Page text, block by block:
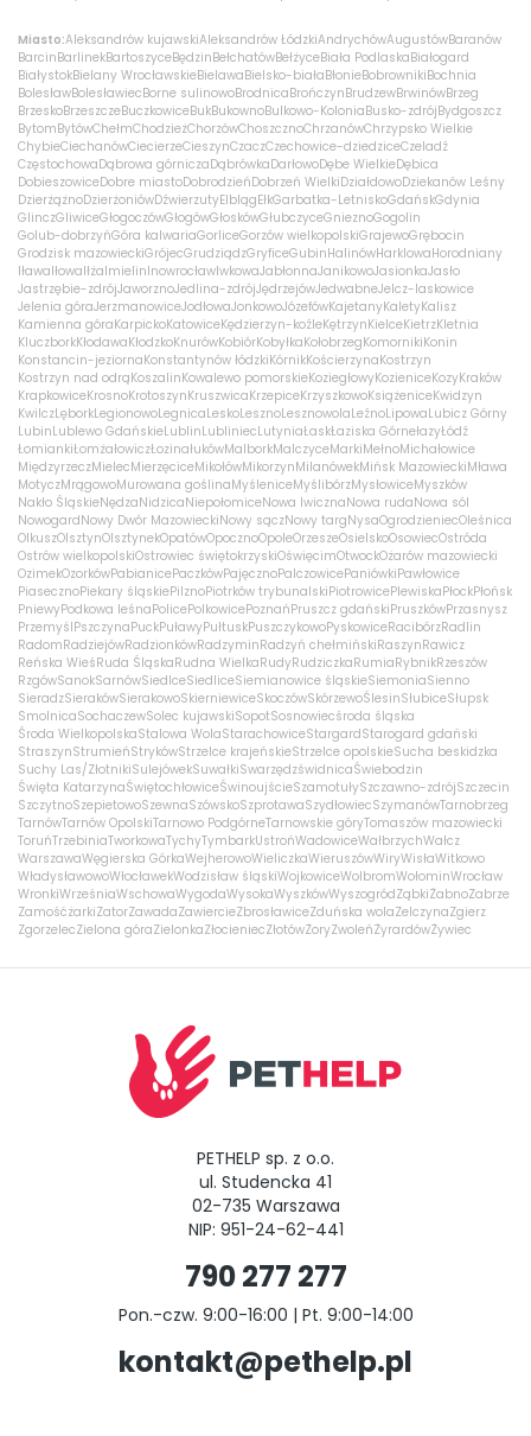
Miasto:Aleksandrów kujawskiAleksandrów ŁódzkiAndrychówAugustówBaranów
BarcinBarlinekBartoszyceBędzinBełchatówBełżyceBiała PodlaskaBiałogard
BiałystokBielany WrocławskieBielawaBielsko-białaBłonieBobrownikiBochnia
BolesławBolesławiecBorne sulinowoBrodnicaBrończynBrudzewBrwinówBrzeg
BrzeskoBrzeszczeBuczkowiceBukBukownoBulkowo-KoloniaBusko-zdrójBydgoszcz
BytomBytówChełmChodzieżChorzówChoszcznoChrzanówChrzypsko Wielkie
ChybieCiechanówCiecierzeCieszynCzaczCzechowice-dziedziceCzeladź
CzęstochowaDąbrowa górniczaDąbrówkaDarłowoDębe WielkieDębica
DobieszowiceDobre miastoDobrodzieńDobrzeń WielkiDziałdowoDziekanów Leśny
DzierżążnoDzierżoniówDźwierzutyElblągEłkGarbatka-LetniskoGdańskGdynia
GlinczGliwiceGłogoczówGłogówGłoskówGłubczyceGnieznoGogolin
Golub-dobrzyńGóra kalwariaGorliceGorzów wielkopolskiGrajewoGrębocin
Grodzisk mazowieckiGrójecGrudziądzGryficeGubinHalinówHarklowaHorodniany
IławaIłowaIłżaImielinInowrocławIwkowaJabłonnaJanikowoJasionkaJasło
Jastrzębie-zdrójJaworznoJedlina-zdrójJędrzejówJedwabneJelcz-laskowice
Jelenia góraJerzmanowiceJodłowaJonkowoJózefówKajetanyKaletyKalisz
Kamienna góraKarpickoKatowiceKędzierzyn-koźleKętrzynKielceKietrzKletnia
KluczborkKłodawaKłodzkoKnurówKobiórKobyłkaKołobrzegKomornikiKonin
Konstancin-jeziornaKonstantynów łódzkiKórnikKościerzynaKostrzyn
Kostrzyn nad odrąKoszalinKowalewo pomorskieKoziegłowyKozieniceKozyKraków
KrapkowiceKrosnoKrotoszynKruszwicaKrzepiceKrzyszkowoKsiążeniceKwidzyn
KwilczLęborkLegionowoLegnicaLeskoLesznoLesznowolaLeźnoLipowaLubicz Górny
LubinLublewo GdańskieLublinLubliniecLutyniaŁaskŁaziska GórnełazyŁódź
ŁomiankiŁomżałowiczŁozinałukówMalborkMalczyceMarkiMełnoMichałowice
MiędzyrzeczMielecMierzęciceMikołówMikorzynMilanówekMińsk MazowieckiMława
MotyczMrągowoMurowana goślinaMyśleniceMyślibórzMysłowiceMyszków
Nakło ŚląskieNędzaNidzicaNiepołomiceNowa IwicznaNowa rudaNowa sól
NowogardNowy Dwór MazowieckiNowy sączNowy targNysaOgrodzieniecOleśnica
OlkuszOlsztynOlsztynekOpatówOpocznoOpoleOrzeszeOsielskoOsowiecOstróda
Ostrów wielkopolskiOstrowiec świętokrzyskiOświęcimOtwockOżarów mazowiecki
OzimekOzorkówPabianicePaczkówPajęcznoPalczowicePaniówkiPawłowice
PiasecznoPiekary śląskiePilznoPiotrków trybunalskiPiotrowicePlewiskaPłockPłońsk
PniewyPodkowa leśnaPolicePolkowicePoznańPruszcz gdańskiPruszkówPrzasnysz
PrzemyślPszczynaPuckPuławyPułtuskPuszczykowoPyskowiceRacibórzRadlin
RadomRadziejówRadzionkówRadzyminRadzyń chełmińskiRaszynRawicz
Reńska WieśRuda ŚląskaRudna WielkaRudyRudziczkaRumiaRybnikRzeszów
RzgówSanokSarnówSiedlceSiedliceSiemianowice śląskieSiemoniaSienno
SieradzSierakówSierakowoSkierniewiceSkoczówSkórzewoŚlesinSłubiceSłupsk
SmolnicaSochaczewSolec kujawskiSopotSosnowiecśroda śląska
Środa WielkopolskaStalowa WolaStarachowiceStargardStarogard gdański
StraszynStrumieńStrykówStrzelce krajeńskieStrzelce opolskieSucha beskidzka
Suchy Las/ZłotnikiSulejówekSuwałkiSwarzędzświdnicaŚwiebodzin
Święta KatarzynaŚwiętochłowiceŚwinoujścieSzamotułySzczawno-zdrójSzczecin
SzczytnoSzepietowoSzewnaSzówskoSzprotawaSzydłowiecSzymanówTarnobrzeg
TarnówTarnów OpolskiTarnowo PodgórneTarnowskie góryTomaszów mazowiecki
ToruńTrzebiniaTworkowaTychyTymbarkUstrońWadowiceWałbrzychWałcz
WarszawaWęgierska GórkaWejherowoWieliczkaWieruszówWiryWisłaWitkowo
WładysławowoWłocławekWodzisław śląskiWojkowiceWolbromWołominWrocław
WronkiWrześniaWschowaWygodaWysokaWyszkówWyszogródZąbkiŻabnoZabrze
ZamośćżarkiZatorZawadaZawiercieZbrosławiceZduńska wolaZelczynaZgierz
ZgorzelecZielona góraZielonkaZłocieniecZłotówŻoryZwoleńŻyrardówŻywiec
PETHELP sp. z o.o.
ul. Studencka 41
02-735 Warszawa
NIP: 951-24-62-441
790 277 277
Pon.-czw. 9:00-16:00 | Pt. 9:00-14:00
kontakt@pethelp.pl